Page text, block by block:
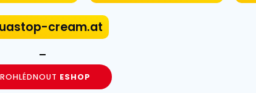
cream.at
ESHOP